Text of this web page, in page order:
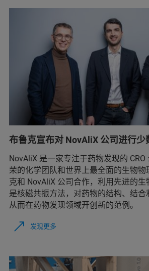
布鲁克宣布对 NovAliX 公司进行少
NovAliX 是一家专注于药物发现的
荣的化学团队和世界上最全面的生物物
克和 NovAliX 公司合作，利用先进的生
是核磁共振方法，对药物的结构、结合
从而在药物发现领域开创新的范例。
发现更多